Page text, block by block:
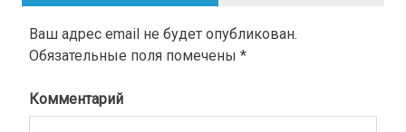
Ваш адрес email не будет опубликован.
Обязательные поля помечены *
Комментарий